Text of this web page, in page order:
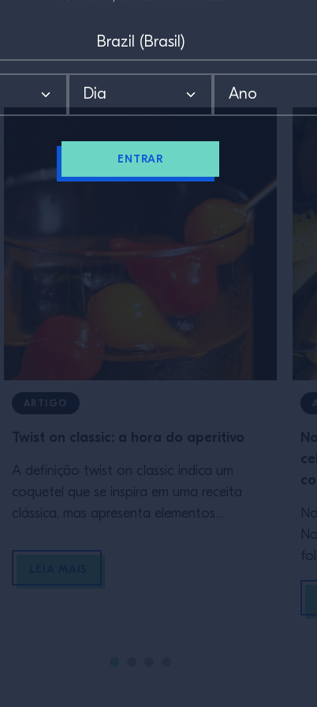
ENTRAR
ARTIGO
Twist on classic: a hora do aperitivo
A definição twist on classic indica um
coquetel que se inspira em uma receita
clássica, mas apresenta elementos